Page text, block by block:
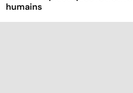
humains